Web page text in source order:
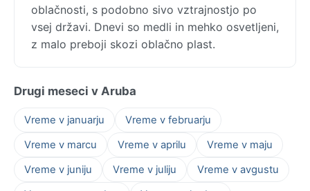
oblačnosti, s podobno sivo vztrajnostjo po
vsej državi. Dnevi so medli in mehko osvetljeni,
z malo preboji skozi oblačno plast.
Drugi meseci v Aruba
Vreme v januarju
Vreme v februarju
Vreme v marcu
Vreme v aprilu
Vreme v maju
Vreme v juniju
Vreme v juliju
Vreme v avgustu